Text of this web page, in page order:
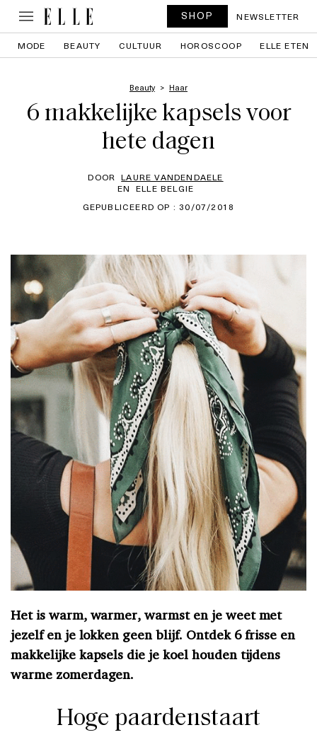
SHOP NEWSLETTER
MODE BEAUTY CULTUUR HOROSCOOP ELLE ETEN
Beauty Haar
6 makkelijke kapsels voor
hete dagen
DOOR LAURE VANDENDAELE
EN ELLE BELGIE
GEPUBLICEERD OP : 30/07/2018
Het is warm, warmer, warmst en je weet met
jezelf en je lokken geen blijf. Ontdek 6 frisse en
makkelijke kapsels die je koel houden tijdens
warme zomerdagen.
Hoge paardenstaart